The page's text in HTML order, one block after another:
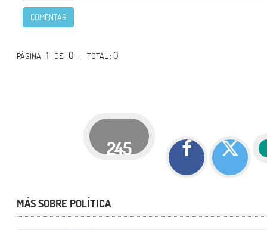
COMENTAR
PÁGINA 1 DE 0 -TOTAL: 0
245
MÁS SOBRE POLÍTICA